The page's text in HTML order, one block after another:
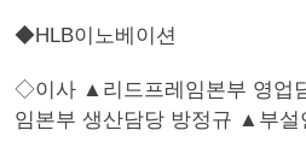
◆HLB이노베이션
◇이사 ▲리드프레임본부 영업
임본부 생산담당 방정규 ▲부설